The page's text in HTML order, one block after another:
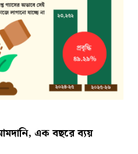
এক বছরে ব্যয়